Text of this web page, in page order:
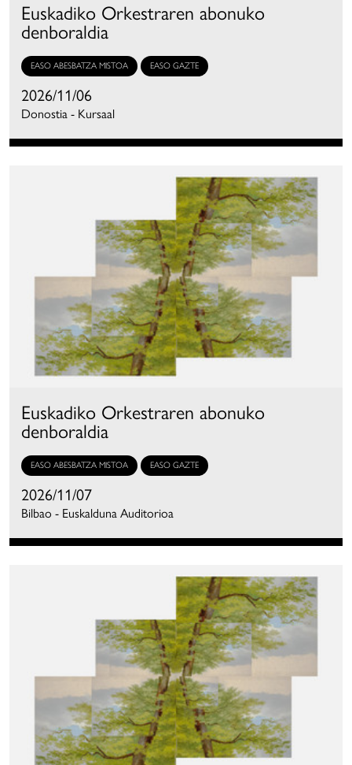
Euskadiko Orkestraren abonuko
denboraldia
EASO ABESBATZA MISTOA EASO GAZTE
2026/11/06
Donostia - Kursaal
Euskadiko Orkestraren abonuko
denboraldia
EASO ABESBATZA MISTOA EASO GAZTE
2026/11/07
Bilbao - Euskalduna Auditorioa